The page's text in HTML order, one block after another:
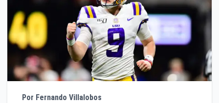
Por Fernando Villalobos